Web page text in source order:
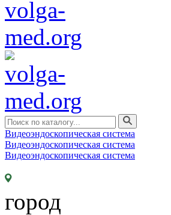
Видеоэндоскопическая система
Видеоэндоскопическая система
Видеоэндоскопическая система
город